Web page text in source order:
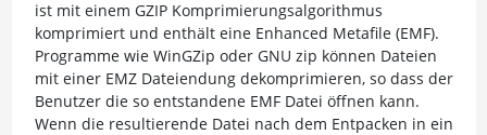
ist mit einem GZIP Komprimierungsalgorithmus
komprimiert und enthält eine Enhanced Metafile (EMF).
Programme wie WinGZip oder GNU zip können Dateien
mit einer EMZ Dateiendung dekomprimieren, so dass der
Benutzer die so entstandene EMF Datei öffnen kann.
Wenn die resultierende Datei nach dem Entpacken in ein